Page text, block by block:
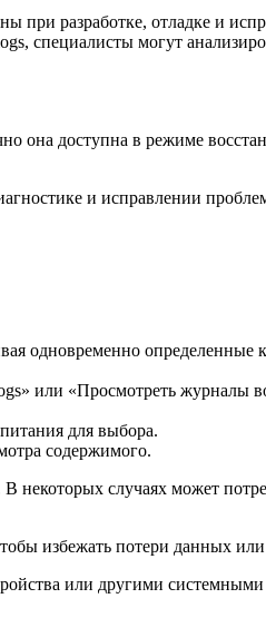
при разработке, отладке и
специалисты могут
она доступна в режиме
и исправлении
одновременно
или «Просмотреть журналы
для выбора.
содержимого.
некоторых случаях может
избежать потери данных
или другими